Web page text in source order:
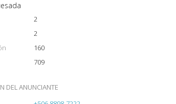
2
2
160
709
DEL ANUNCIANTE